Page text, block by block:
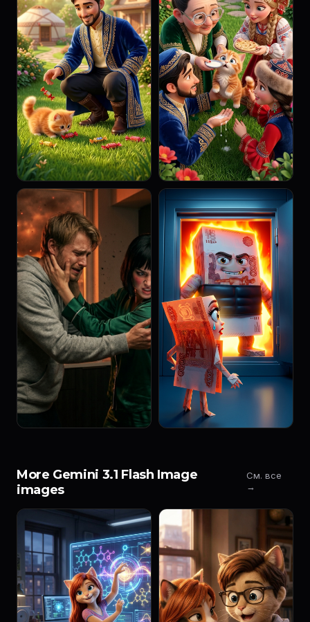
More Gemini 3.1 Flash Image
images
См. все
→